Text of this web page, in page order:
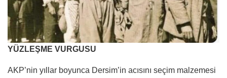
YÜZLEŞME VURGUSU
AKP’nin yıllar boyunca Dersim’in acısını seçim malzemesi